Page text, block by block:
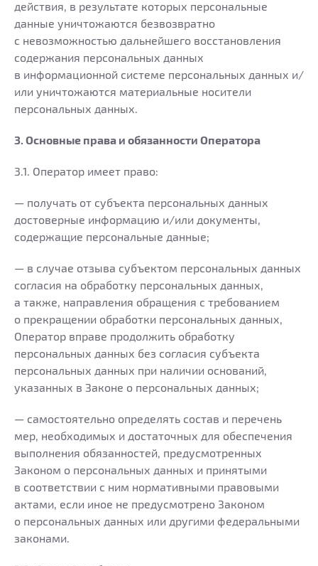
действия, в результате которых персональные
данные уничтожаются безвозвратно
с невозможностью дальнейшего восстановления
содержания персональных данных
в информационной системе персональных данных и/
или уничтожаются материальные носители
персональных данных.
3. Основные права и обязанности Оператора
3.1. Оператор имеет право:
— получать от субъекта персональных данных
достоверные информацию и/или документы,
содержащие персональные данные;
— в случае отзыва субъектом персональных данных
согласия на обработку персональных данных,
а также, направления обращения с требованием
о прекращении обработки персональных данных,
Оператор вправе продолжить обработку
персональных данных без согласия субъекта
персональных данных при наличии оснований,
указанных в Законе о персональных данных;
— самостоятельно определять состав и перечень
мер, необходимых и достаточных для обеспечения
выполнения обязанностей, предусмотренных
Законом о персональных данных и принятыми
в соответствии с ним нормативными правовыми
актами, если иное не предусмотрено Законом
о персональных данных или другими федеральными
законами.